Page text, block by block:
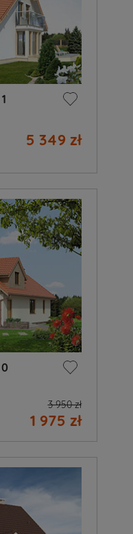
1
5 349 zł
0
3 950 zł
1 975 zł